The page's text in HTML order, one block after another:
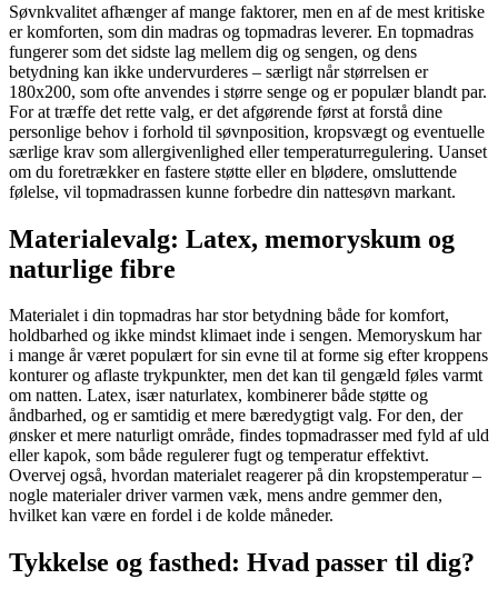
Søvnkvalitet afhænger af mange faktorer, men en af de mest kritiske
er komforten, som din madras og topmadras leverer. En topmadras
fungerer som det sidste lag mellem dig og sengen, og dens
betydning kan ikke undervurderes – særligt når størrelsen er
180x200, som ofte anvendes i større senge og er populær blandt par.
For at træffe det rette valg, er det afgørende først at forstå dine
personlige behov i forhold til søvnposition, kropsvægt og eventuelle
særlige krav som allergivenlighed eller temperaturregulering. Uanset
om du foretrækker en fastere støtte eller en blødere, omsluttende
følelse, vil topmadrassen kunne forbedre din nattesøvn markant.
Materialevalg: Latex, memoryskum og
naturlige fibre
Materialet i din topmadras har stor betydning både for komfort,
holdbarhed og ikke mindst klimaet inde i sengen. Memoryskum har
i mange år været populært for sin evne til at forme sig efter kroppens
konturer og aflaste trykpunkter, men det kan til gengæld føles varmt
om natten. Latex, især naturlatex, kombinerer både støtte og
åndbarhed, og er samtidig et mere bæredygtigt valg. For den, der
ønsker et mere naturligt område, findes topmadrasser med fyld af uld
eller kapok, som både regulerer fugt og temperatur effektivt.
Overvej også, hvordan materialet reagerer på din kropstemperatur –
nogle materialer driver varmen væk, mens andre gemmer den,
hvilket kan være en fordel i de kolde måneder.
Tykkelse og fasthed: Hvad passer til dig?